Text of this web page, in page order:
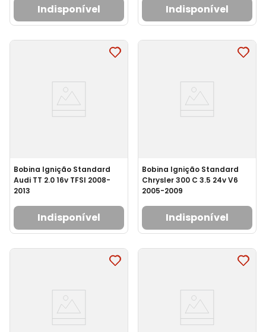
Indisponível Indisponível
Bobina Ignição Standard
Audi TT 2.0 16v TFSI 2008-
2013
Indisponível
Bobina Ignição Standard
Chrysler 300 C 3.5 24v V6
2005-2009
Indisponível